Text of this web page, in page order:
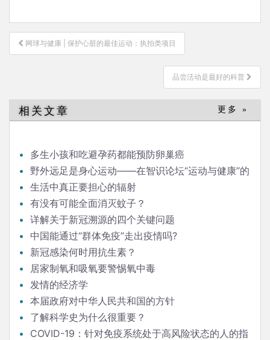
文
章
网球与健康 | 保护心脏的最佳运动：执拍类项目
品尝活动是最好的科普
相关文章 更多 »
多生小孩和吃避孕药都能预防卵巢癌
野外远足是身心运动——在智识论坛“运动与健康”的
发言生活中真正要担心的辐射
有没有可能全面消灭蚊子？
详解关于新冠溯源的四个关键问题
中国能通过“群体免疫”走出疫情吗?
新冠感染何时用抗生素？
居家制氧和吸氧要警惕氧中毒
发情的经济学
本届政府对中华人民共和国的方针
了解科学史为什么很重要？
COVID-19：针对免疫系统处于高风险状态的人的指